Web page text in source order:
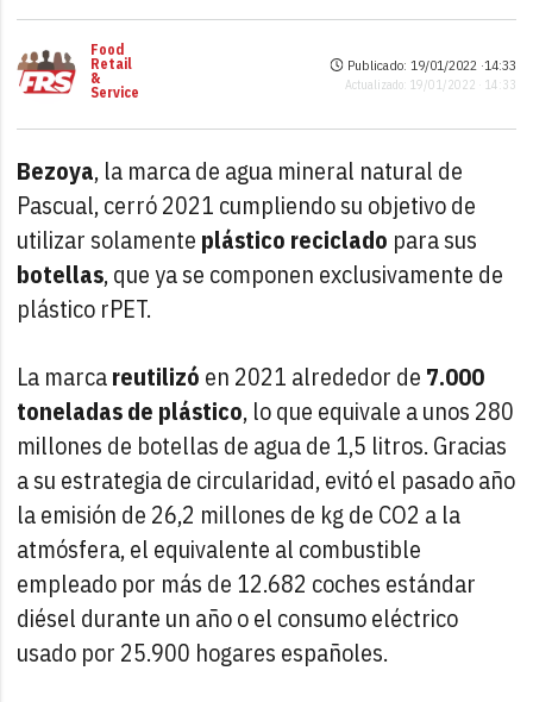
Food
Retail
&
Service
Publicado: 19/01/2022 ·14:33
Actualizado: 19/01/2022 · 14:33
Bezoya, la marca de agua mineral natural de
Pascual, cerró 2021 cumpliendo su objetivo de
utilizar solamente plástico reciclado para sus
botellas, que ya se componen exclusivamente de
plástico rPET.
La marcareutilizó en 2021 alrededor de 7.000
toneladas de plástico, lo que equivale a unos 280
millones de botellas de agua de 1,5 litros. Gracias
a su estrategia de circularidad, evitó el pasado año
la emisión de 26,2 millones de kg de CO2 a la
atmósfera, el equivalente al combustible
empleado por más de 12.682 coches estándar
diésel durante un año o el consumo eléctrico
usado por 25.900 hogares españoles.